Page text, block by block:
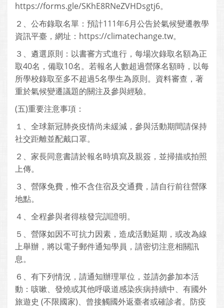
https://forms.gle/SKhE8RNeZVHDsgtj6。
２、公布錄取名單：預計111年6月公告於氣候變遷教學
資訊平臺，網址：https://climatechange.tw。
３、遴選原則：以書審方式進行，每場次錄取名額為正
取40名，備取10名。若報名人數超過營隊名額時，以每
所學校錄取至多不超過5名學生為原則。資料審查，著
重於氣候變遷議題的關注及參與經驗。
(五)重要注意事項：
１、全球新冠肺炎疫情尚未緩減，參與活動期間請保持
社交距離並配戴口罩。
２、家長同意書請於報名時填寫及親簽，並掃描或拍照
上傳。
３、營隊免費，惟不含住宿及交通費，請自行前往營隊
地點。
４、全程參與者得核發完訓證明。
５、營隊如因不可抗力因素，造成活動延期，或改為線
上舉辦，將以電子郵件通知學員，請密切注意相關訊
息。
６、有下列情況，請通知辦理單位，並請勿參加本活
動：咳嗽、發燒或其他呼吸道感染疾病持續中、有國外
旅遊史 (不限國家)、曾接觸國外返臺者或確診者。防疫